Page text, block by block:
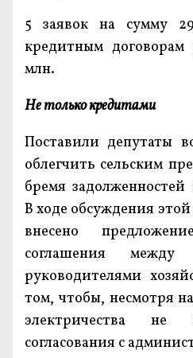
5 заявок на сумму
кредитным договорам
млн.
Не только кредитами
Поставили депутаты
облегчить сельским
бремя задолженностей
В ходе обсуждения
внесено
соглашения между
руководителями
том, чтобы, несмотря
электричества не
согласования с